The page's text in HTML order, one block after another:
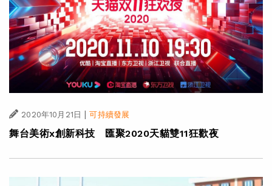
2020年10月21日 | 可持續發展
舞台美術x創新科技 匯聚2020天貓雙11狂歡夜